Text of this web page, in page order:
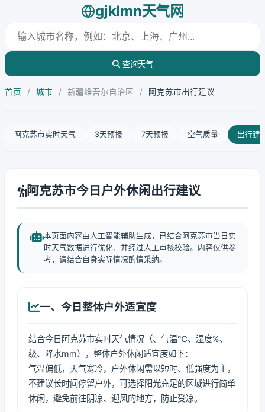
gjklmn天气网
查询天气
首页 / 城市 / 新疆维吾尔自治区 / 阿克苏市出行建议
阿克苏市实时天气 3天预报 7天预报 空气质量 出行建
阿克苏市今日户外休闲出行建议
本页面内容由人工智能辅助生成，已结合阿克苏市当日实
时天气数据进行优化，并经过人工审核校验。内容仅供参
考，请结合自身实际情况酌情采纳。
一、今日整体户外适宜度
结合今日阿克苏市实时天气情况（、气温℃、湿度%、
级、降水mm），整体户外休闲适宜度如下：
气温偏低，天气寒冷，户外休闲需以短时、低强度为主，
不建议长时间停留户外，可选择阳光充足的区域进行简单
休闲，避免前往阴凉、迎风的地方，防止受凉。